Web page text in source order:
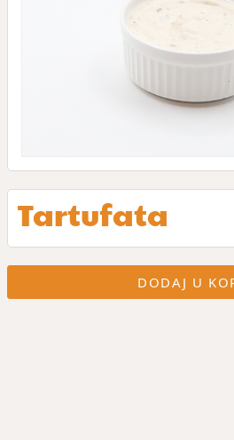
Tartufata
DODAJ U